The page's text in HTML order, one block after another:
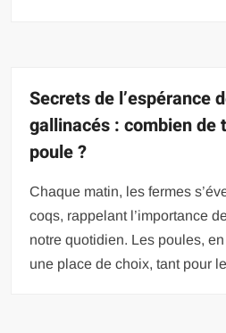
Secrets de l’espérance
gallinacés : combien de
poule ?
Chaque matin, les fermes
coqs, rappelant l’importance
notre quotidien. Les poules,
une place de choix, tant pour